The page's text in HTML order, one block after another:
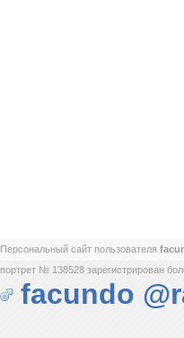
Персональный сайт пользователя
портрет № 138528 зарегистрирован
facundo